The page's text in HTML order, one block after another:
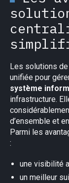
Les solutions
unifiée pour
système
infrastructure.
d’ensemble et
Parmi les
:
une visibilité
un meilleur